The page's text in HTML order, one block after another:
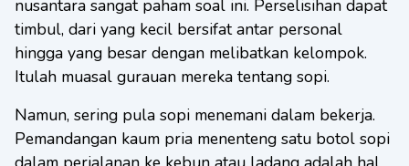
nusantara sangat paham soal ini. Perselisihan dapat
timbul, dari yang kecil bersifat antar personal
hingga yang besar dengan melibatkan kelompok.
Itulah muasal gurauan mereka tentang sopi.
Namun, sering pula sopi menemani dalam bekerja.
Pemandangan kaum pria menenteng satu botol sopi